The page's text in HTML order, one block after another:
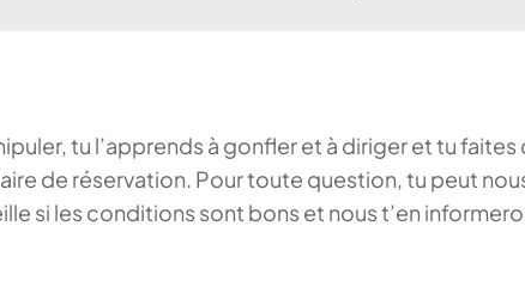
tu l’apprends à gonfler et à diriger et tu
de réservation. Pour toute question, tu peut
si les conditions sont bons et nous t’en